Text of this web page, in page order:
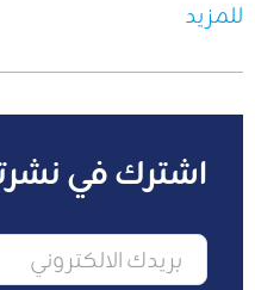
للمزيد
اشترك في